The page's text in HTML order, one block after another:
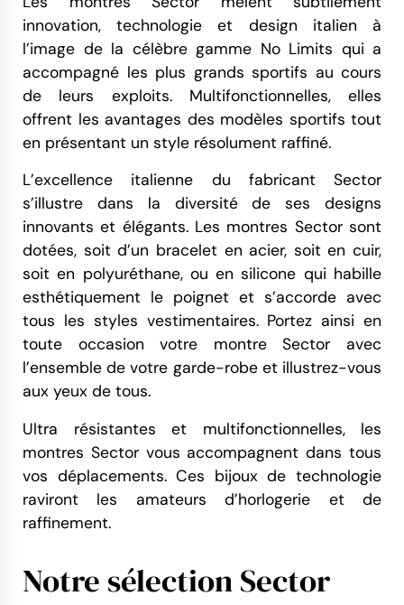
innovation, technologie et design italien à
l’image de la célèbre gamme No Limits qui a
accompagné les plus grands sportifs au cours
de leurs exploits. Multifonctionnelles, elles
offrent les avantages des modèles sportifs tout
en présentant un style résolument raffiné.
L’excellence italienne du fabricant Sector
s’illustre dans la diversité de ses designs
innovants et élégants. Les montres Sector sont
dotées, soit d’un bracelet en acier, soit en cuir,
soit en polyuréthane, ou en silicone qui habille
esthétiquement le poignet et s’accorde avec
tous les styles vestimentaires. Portez ainsi en
toute occasion votre montre Sector avec
l’ensemble de votre garde-robe et illustrez-vous
aux yeux de tous.
Ultra résistantes et multifonctionnelles, les
montres Sector vous accompagnent dans tous
vos déplacements. Ces bijoux de technologie
raviront les amateurs d’horlogerie et de
raffinement.
Notre sélection Sector